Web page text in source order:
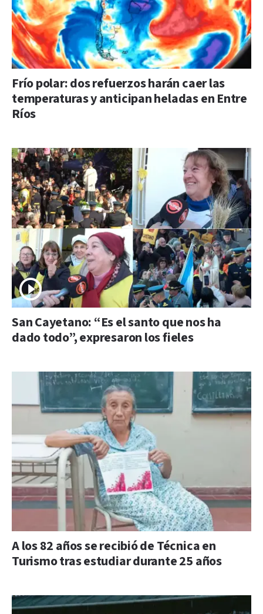
Frío polar: dos refuerzos harán caer las
temperaturas y anticipan heladas en Entre
Ríos
San Cayetano: “Es el santo que nos ha
dado todo”, expresaron los fieles
A los 82 años se recibió de Técnica en
Turismo tras estudiar durante 25 años